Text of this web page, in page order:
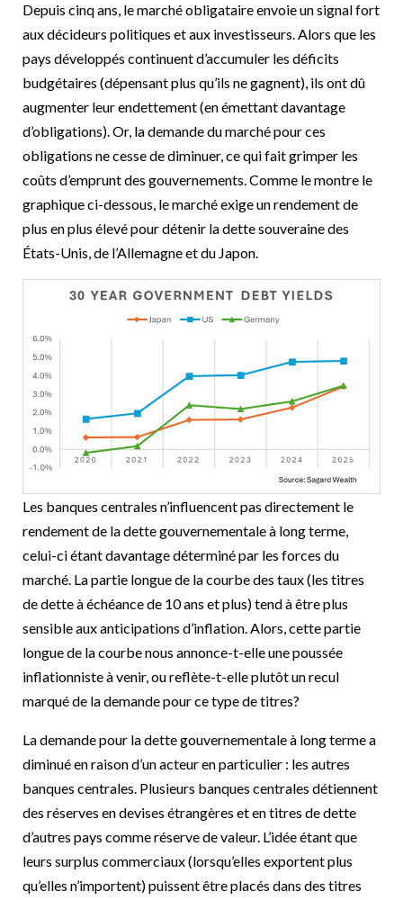
Depuis cinq ans, le marché obligataire envoie un signal fort
aux décideurs politiques et aux investisseurs. Alors que les
pays développés continuent d’accumuler les déficits
budgétaires (dépensant plus qu’ils ne gagnent), ils ont dû
augmenter leur endettement (en émettant davantage
d’obligations). Or, la demande du marché pour ces
obligations ne cesse de diminuer, ce qui fait grimper les
coûts d’emprunt des gouvernements. Comme le montre le
graphique ci-dessous, le marché exige un rendement de
plus en plus élevé pour détenir la dette souveraine des
États-Unis, de l’Allemagne et du Japon.
Les banques centrales n’influencent pas directement le
rendement de la dette gouvernementale à long terme,
celui-ci étant davantage déterminé par les forces du
marché. La partie longue de la courbe des taux (les titres
de dette à échéance de 10 ans et plus) tend à être plus
sensible aux anticipations d’inflation. Alors, cette partie
longue de la courbe nous annonce-t-elle une poussée
inflationniste à venir, ou reflète-t-elle plutôt un recul
marqué de la demande pour ce type de titres?
La demande pour la dette gouvernementale à long terme a
diminué en raison d’un acteur en particulier : les autres
banques centrales. Plusieurs banques centrales détiennent
des réserves en devises étrangères et en titres de dette
d’autres pays comme réserve de valeur. L’idée étant que
leurs surplus commerciaux (lorsqu’elles exportent plus
qu’elles n’importent) puissent être placés dans des titres